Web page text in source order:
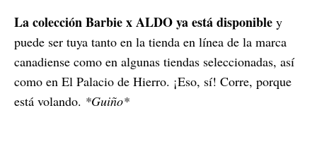
La colección Barbie x ALDO ya está disponible y
puede ser tuya tanto en la tienda en línea de la marca
canadiense como en algunas tiendas seleccionadas, así
como en El Palacio de Hierro. ¡Eso, sí! Corre, porque
está volando. *Guiño*